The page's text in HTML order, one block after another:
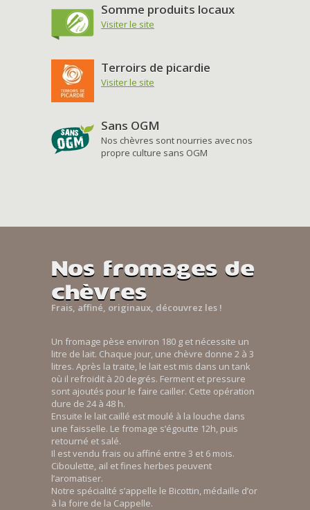
Somme produits locaux
Visiter le site
Terroirs de picardie
Visiter le site
Sans OGM
Nos chèvres sont nourries avec nos
propre culture sans OGM
Nos fromages de
chèvres
Frais, affiné, originaux, découvrez les !
Un fromage pèse environ 180 g et nécessite un
litre de lait. Chaque jour, une chèvre donne 2 à 3
litres. Après la traite, le lait est mis dans un tank
où il refroidit à 20 degrés. Ferment et pressure
sont ajoutés pour le faire cailler. Cette opération
dure de 24 à 48 h.
Ensuite le lait caillé est moulé à la louche dans
une faisselle. Le fromage s’égoutte 12h, puis
retourné et salé.
Il est vendu frais ou affiné entre 3 et 6 mois.
Ciboulette, ail et fines herbes peuvent
l’aromatiser.
Notre spécialité s’appelle le Bicottin, médaille d’or
à la foire de la Cappelle.